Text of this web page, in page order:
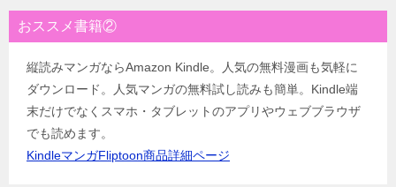
おススメ書籍②
縦読みマンガならAmazon Kindle。人気の無料漫画も気軽に
ダウンロード。人気マンガの無料試し読みも簡単。Kindle端
末だけでなくスマホ・タブレットのアプリやウェブブラウザ
でも読めます。
KindleマンガFliptoon商品詳細ページ